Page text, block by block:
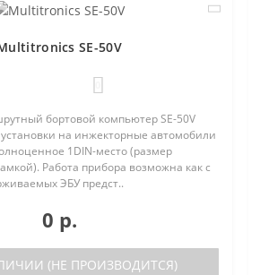
SE-50V
бортовой компьютер SE-50V
на инжекторные автомобили
1DIN-место (размер
Работа прибора возможна как с
ЭБУ предст..
0 р.
(НЕ ПРОИЗВОДИТСЯ)